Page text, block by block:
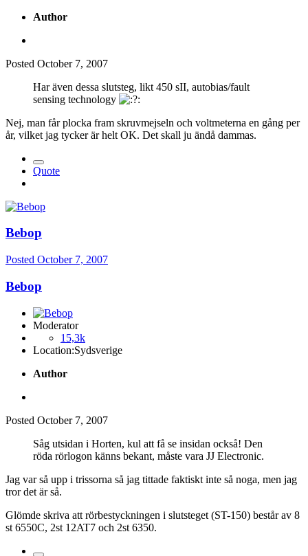
Author
Posted October 7, 2007
Har även dessa slutsteg, likt 450 sII, autobias/fault
sensing technology
Nej, man får plocka fram skruvmejseln och voltmeterna en gång per
år, vilket jag tycker är helt OK. Det skall ju ändå dammas.
Quote
Bebop
Posted October 7, 2007
Bebop
Moderator
15,3k
Location:Sydsverige
Author
Posted October 7, 2007
Såg utsidan i Horten, kul att få se insidan också! Den
röda rörlogon känns bekant, måste vara JJ Electronic.
Jag var så upp i trissorna så jag tittade faktiskt inte så noga, men jag
tror det är så.
Glömde skriva att rörbestyckningen i slutsteget (ST-150) består av 8
st 6550C, 2st 12AT7 och 2st 6350.